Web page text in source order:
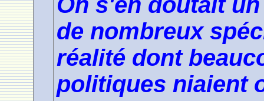
de nombreux
réalité dont
politiques niaient